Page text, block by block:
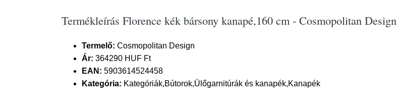
Termékleírás Florence kék bársony kanapé,160 cm - Cosmopolitan Design
Termelő: Cosmopolitan Design
Ár: 364290 HUF Ft
EAN: 5903614524458
Kategória: Kategóriák,Bútorok,Ülőgarnitúrák és kanapék,Kanapék